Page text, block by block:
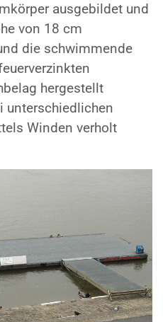
ausgebildet und
von 18 cm
die schwimmende
hergestellt
unterschiedlichen
Winden verholt